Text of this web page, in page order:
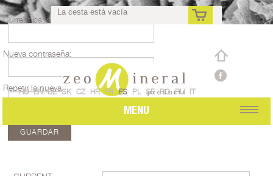
La cesta está vacía
es
HU EN DE SK CZ HR FR ES PL SE RO RU IT
MENU
Current password:
Nueva contraseña:
Repetir la nueva contraseña: